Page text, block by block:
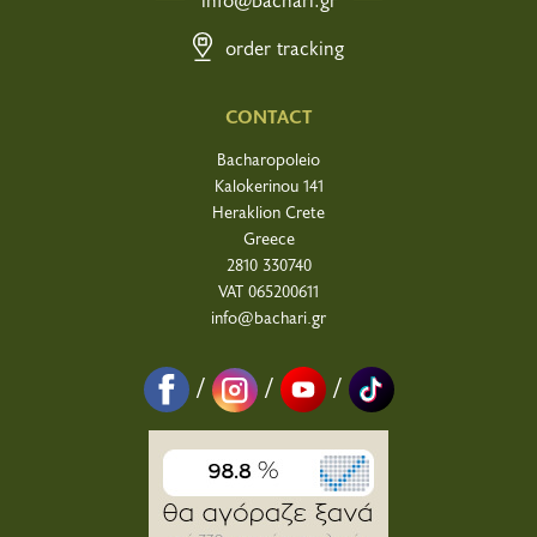
CONTACT
Bacharopoleio
Kalokerinou 141
Heraklion Crete
Greece
2810 330740
VAT 065200611
info@bachari.gr
/ / /
order tracking